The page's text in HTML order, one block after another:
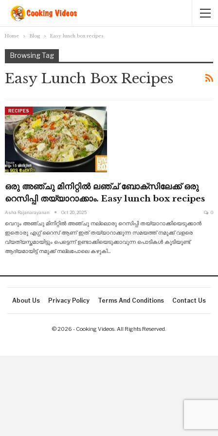
Home Blog Easy lunch box recipes
Browsing Tag
Easy Lunch Box Recipes
RECIPES
ഒരു അഞ്ചു മിനിറ്റിൽ ലഞ്ച് ബോക്സിലേക്ക് ഒരു
റെസിപ്പി തയ്യാറാക്കാം. Easy lunch box recipes
Asha Rajanarayanan Oct 20, 2025 0
വെറും അഞ്ചു മിനിറ്റിൽ അഞ്ചു നല്ലൊരു റെസിപ്പി തയ്യാറാക്കിയെടുക്കാൻ
ഇതൊരു എഗ്ഗ് റൈസ് ആണ് ഇത് തയ്യാറാക്കുന്ന സമയത്ത് നമുക്ക് വളരെ
വ്യത്യസ്തമായിട്ടും പെട്ടെന്ന് ഉണ്ടാക്കിയെടുക്കാവുന്ന പൊടികൾ കൂടിയുണ്ട്
ആദ്യമായിട്ട് നമുക്ക് നല്ലപോലെ കഴുകി…
About Us Privacy Policy Terms And Conditions Contact Us
© 2026 - Cooking Videos. All Rights Reserved.